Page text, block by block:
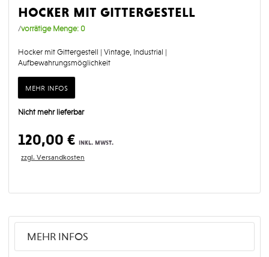
hocker mit gittergestell
/vorrätige Menge: 0
Hocker mit Gittergestell | Vintage, Industrial |
Aufbewahrungsmöglichkeit
mehr infos
Nicht mehr lieferbar
120,00 € inkl. mwst.
zzgl. Versandkosten
MEHR INFOS